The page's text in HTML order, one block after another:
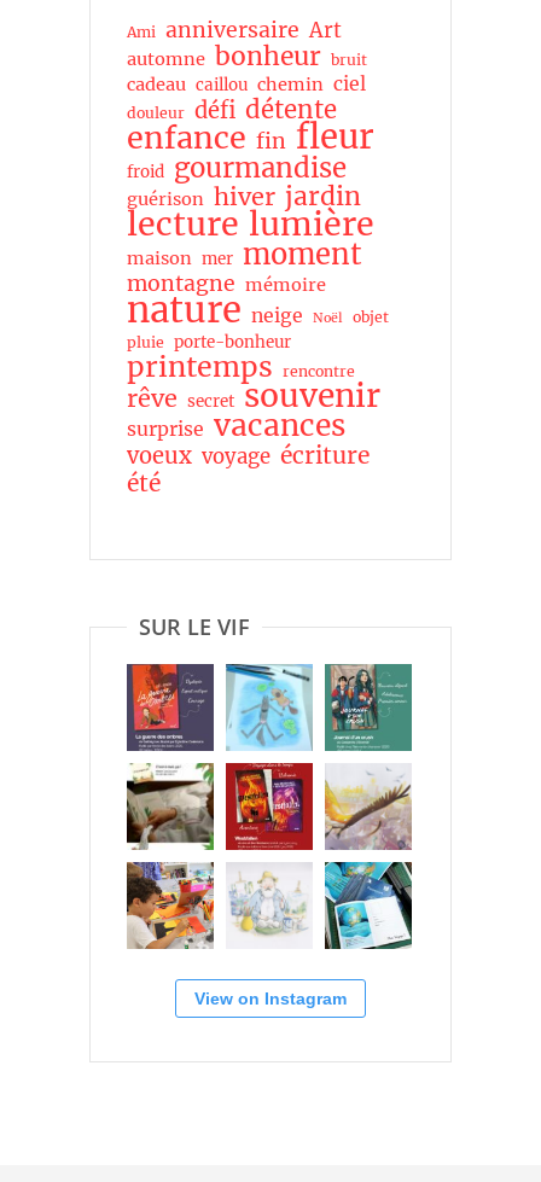
Ami anniversaire Art
automne bonheur bruit
cadeau caillou chemin ciel
douleur défi détente
enfance fin fleur
froid gourmandise
guérison hiver jardin
lecture lumière
maison mer moment
montagne mémoire
nature neige Noël
objet
pluie porte-bonheur
printemps rencontre
rêve secret souvenir
surprise vacances
voeux voyage écriture
été
SUR LE VIF
View on Instagram